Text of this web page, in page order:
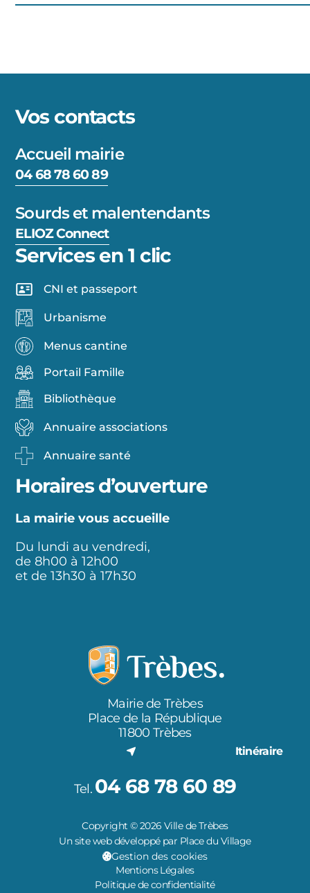
Vos contacts
Accueil mairie
04 68 78 60 89
Sourds et malentendants
ELIOZ Connect
Services en 1 clic
CNI et passeport
Urbanisme
Menus cantine
Portail Famille
Bibliothèque
Annuaire associations
Annuaire santé
Horaires d’ouverture
La mairie vous accueille
Du lundi au vendredi,
de 8h00 à 12h00
et de 13h30 à 17h30
Mairie de Trèbes
Place de la République
11800 Trèbes
Itinéraire
Tel. 04 68 78 60 89
Copyright © 2026 Ville de Trèbes
Un site web développé par Place du Village
Gestion des cookies
Mentions Légales
Politique de confidentialité